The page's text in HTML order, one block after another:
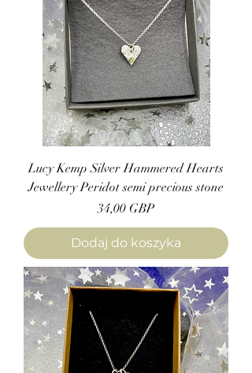
Lucy Kemp Silver Hammered Hearts
Jewellery Peridot semi precious stone
Cena
34,00 GBP
Dodaj do koszyka